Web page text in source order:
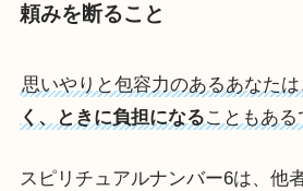
頼みを断ること
思いやりと包容力のあるあなたは
く、ときに負担になることもある
スピリチュアルナンバー6は、他